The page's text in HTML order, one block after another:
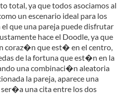
total, ya que todos asociamos al
un escenario ideal para los
que una pareja puede disfrutar
hace el Doodle, ya que
coraz�n que est� en el centro,
de la fortuna que est�n en la
una combinaci�n aleatoria
la pareja, aparece una
una cita entre los dos